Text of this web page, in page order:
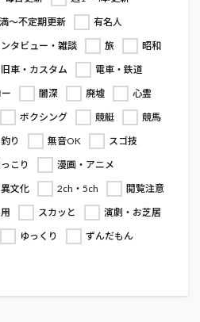
～不定期更新
有名人
タビュー・雑談 旅
昭和
旧車・カスタム
電車・鉄道
闇深 廃墟
心霊
ボクシング 競艇
競馬
釣り 無音OK
スゴ技
こり
漫画・アニメ
異文化 2ch・5ch
閲覧注意
スカッと
演劇・お芝居
ゆっくり ずんだもん